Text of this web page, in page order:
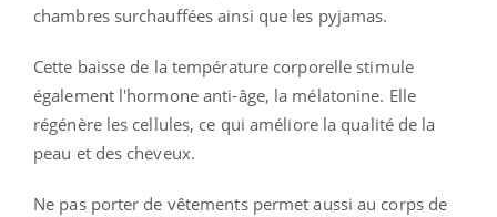
chambres surchauffées ainsi que les pyjamas.
Cette baisse de la température corporelle stimule
également l'hormone anti-âge, la mélatonine. Elle
régénère les cellules, ce qui améliore la qualité de la
peau et des cheveux.
Ne pas porter de vêtements permet aussi au corps de